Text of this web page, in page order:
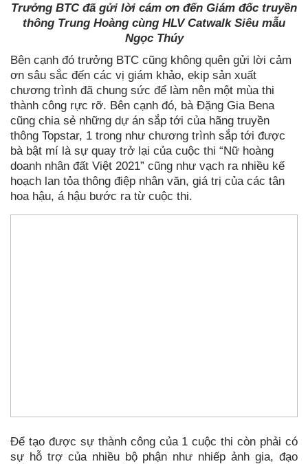
Trưởng BTC đã gửi lời cám ơn đến Giám đốc truyền
thông Trung Hoàng cùng HLV Catwalk Siêu mẫu
Ngọc Thúy
Bên cạnh đó trưởng BTC cũng không quên gửi lời cảm
ơn sâu sắc đến các vị giám khảo, ekip sản xuất
chương trình đã chung sức để làm nên một mùa thi
thành công rực rỡ. Bên cạnh đó, bà Đặng Gia Bena
cũng chia sẻ những dự án sắp tới của hãng truyền
thông Topstar, 1 trong như chương trình sắp tới được
bà bật mí là sự quay trở lại của cuộc thi “Nữ hoàng
doanh nhân đất Việt 2021” cũng như vạch ra nhiều kế
hoạch lan tỏa thông điệp nhân văn, giá trị của các tân
hoa hậu, á hậu bước ra từ cuộc thi.
Để tạo được sự thành công của 1 cuộc thi còn phải có
sự hỗ trợ của nhiều bộ phận như nhiếp ảnh gia, đạo